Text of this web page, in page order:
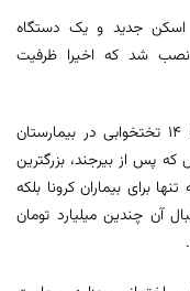
جدید و یک دستگاه
طبس نصب شد که اخیرا ظرفیت
وی همچنین از راه‌اندازی یک بخش ویژه ۱۳ یا ۱۴ تختخوابی در بیمارستان
پس از بیرجند، بزرگترین
برای بیماران کرونا بلکه
آن چندین میلیارد تومان